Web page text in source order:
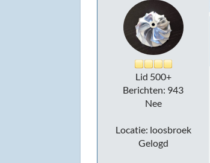
Lid 500+
Berichten: 943
Nee
Locatie: loosbroek
Gelogd